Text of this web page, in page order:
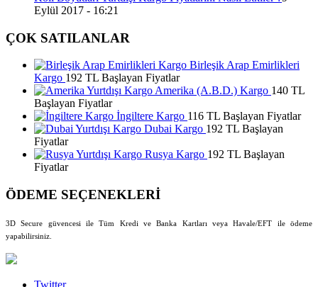
Eylül 2017 - 16:21
ÇOK SATILANLAR
Birleşik Arap Emirlikleri
Kargo 192 TL Başlayan Fiyatlar
Amerika (A.B.D.) Kargo 140 TL
Başlayan Fiyatlar
İngiltere Kargo 116 TL Başlayan Fiyatlar
Dubai Kargo 192 TL Başlayan
Fiyatlar
Rusya Kargo 192 TL Başlayan
Fiyatlar
ÖDEME SEÇENEKLERİ
3D Secure güvencesi ile Tüm Kredi ve Banka Kartları veya Havale/EFT ile ödeme
yapabilirsiniz.
Twitter